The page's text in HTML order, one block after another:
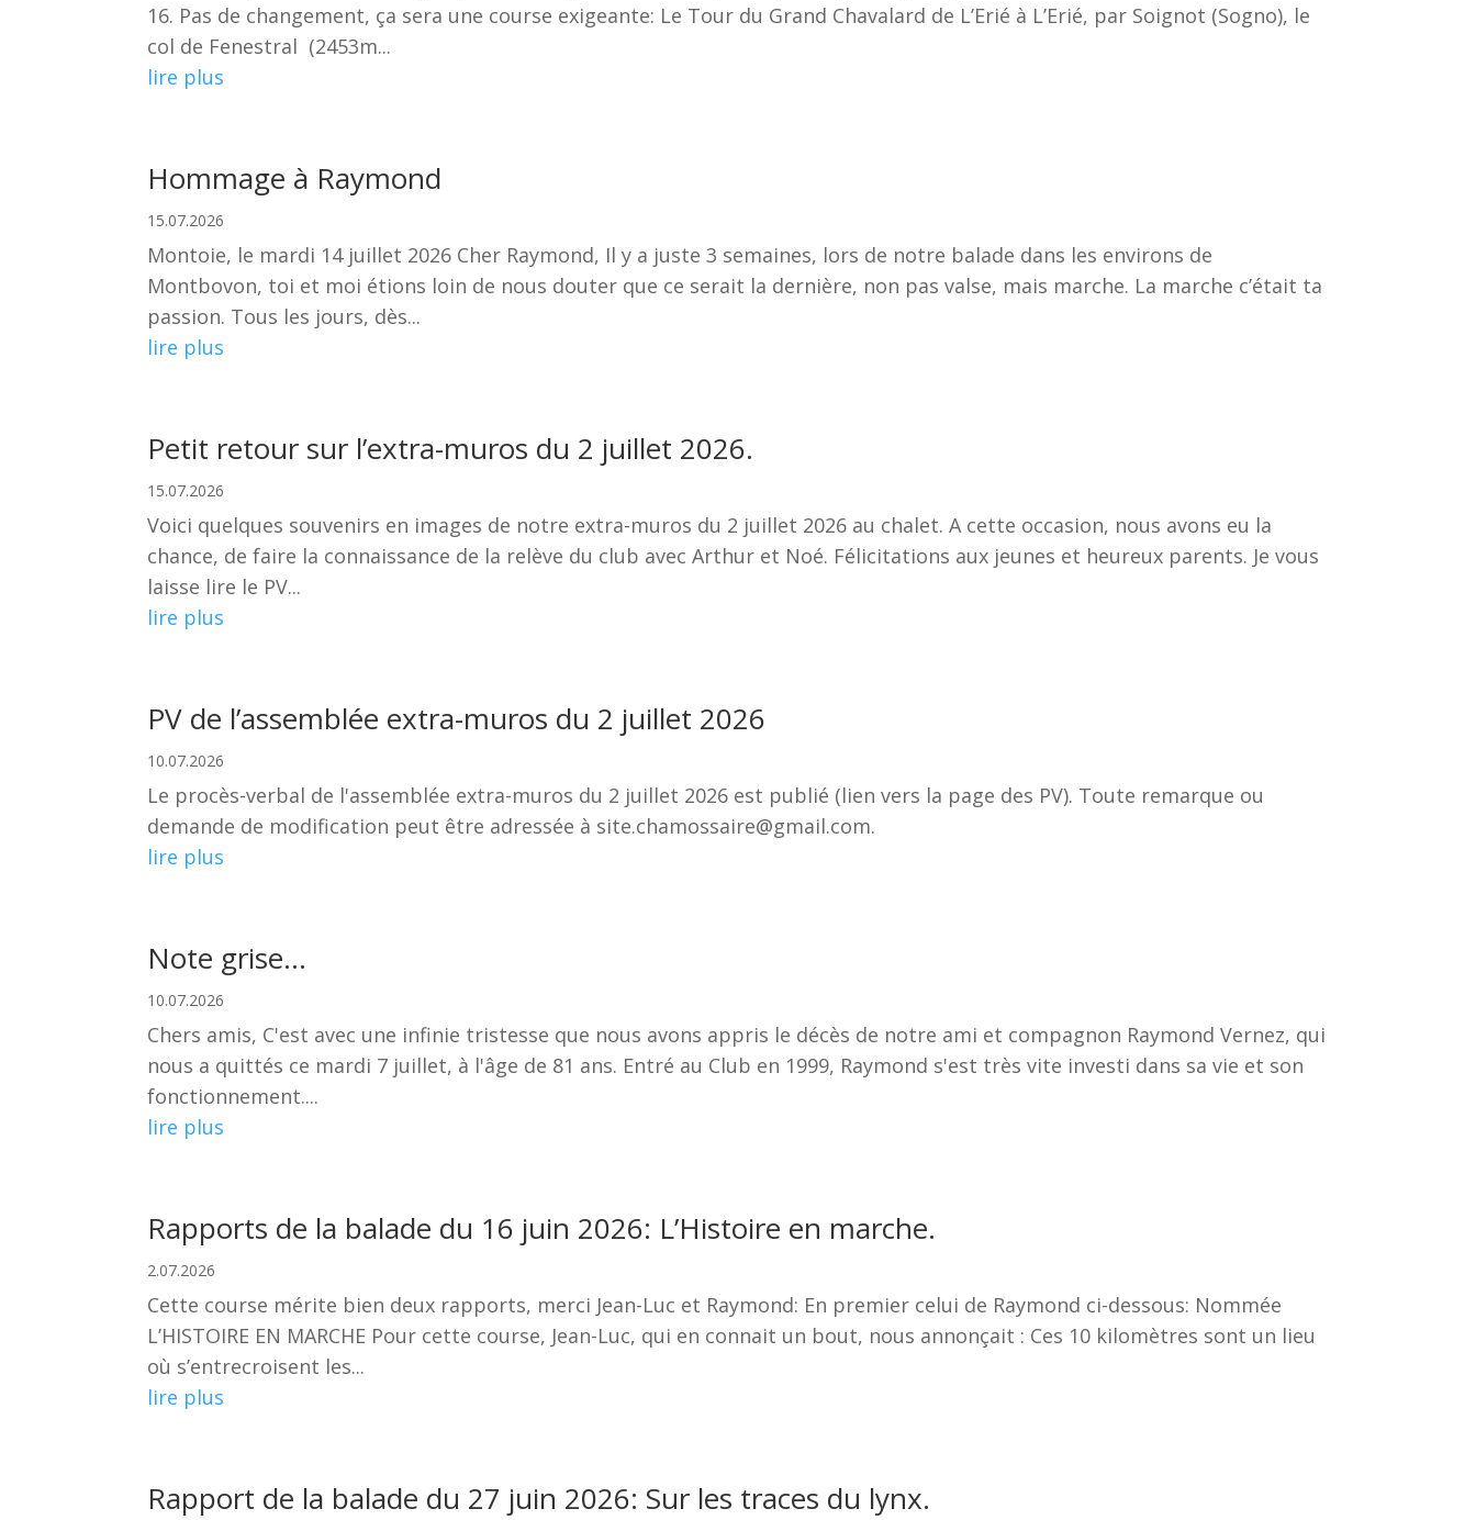
16. Pas de changement, ça sera une course exigeante: Le Tour du Grand Chavalard de L’Erié à L’Erié, par Soignot (Sogno), le
col de Fenestral (2453m...
lire plus
Hommage à Raymond
15.07.2026
Montoie, le mardi 14 juillet 2026 Cher Raymond, Il y a juste 3 semaines, lors de notre balade dans les environs de
Montbovon, toi et moi étions loin de nous douter que ce serait la dernière, non pas valse, mais marche. La marche c’était ta
passion. Tous les jours, dès...
lire plus
Petit retour sur l’extra-muros du 2 juillet 2026.
15.07.2026
Voici quelques souvenirs en images de notre extra-muros du 2 juillet 2026 au chalet. A cette occasion, nous avons eu la
chance, de faire la connaissance de la relève du club avec Arthur et Noé. Félicitations aux jeunes et heureux parents. Je vous
laisse lire le PV...
lire plus
PV de l’assemblée extra-muros du 2 juillet 2026
10.07.2026
Le procès-verbal de l'assemblée extra-muros du 2 juillet 2026 est publié (lien vers la page des PV). Toute remarque ou
demande de modification peut être adressée à site.chamossaire@gmail.com.
lire plus
Note grise…
10.07.2026
Chers amis, C'est avec une infinie tristesse que nous avons appris le décès de notre ami et compagnon Raymond Vernez, qui
nous a quittés ce mardi 7 juillet, à l'âge de 81 ans. Entré au Club en 1999, Raymond s'est très vite investi dans sa vie et son
fonctionnement....
lire plus
Rapports de la balade du 16 juin 2026: L’Histoire en marche.
2.07.2026
Cette course mérite bien deux rapports, merci Jean-Luc et Raymond: En premier celui de Raymond ci-dessous: Nommée
L’HISTOIRE EN MARCHE Pour cette course, Jean-Luc, qui en connait un bout, nous annonçait : Ces 10 kilomètres sont un lieu
où s’entrecroisent les...
lire plus
Rapport de la balade du 27 juin 2026: Sur les traces du lynx.